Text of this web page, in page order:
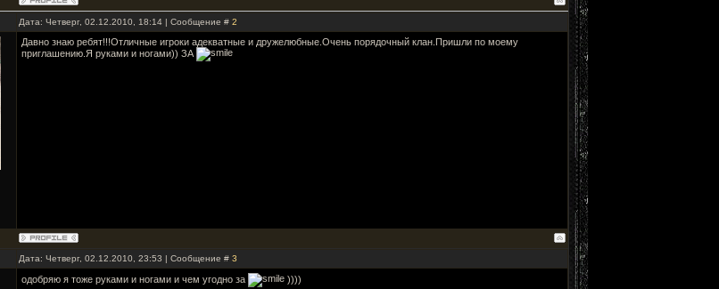
Дата: Четверг, 02.12.2010, 18:14 | Сообщение # 2
Давно знаю ребят!!!Отличные игроки адекватные и дружелюбные.Очень порядочный клан.Пришли по моему
приглашению.Я руками и ногами)) ЗА
Дата: Четверг, 02.12.2010, 23:53 | Сообщение # 3
одобряю я тоже руками и ногами и чем угодно за ))))